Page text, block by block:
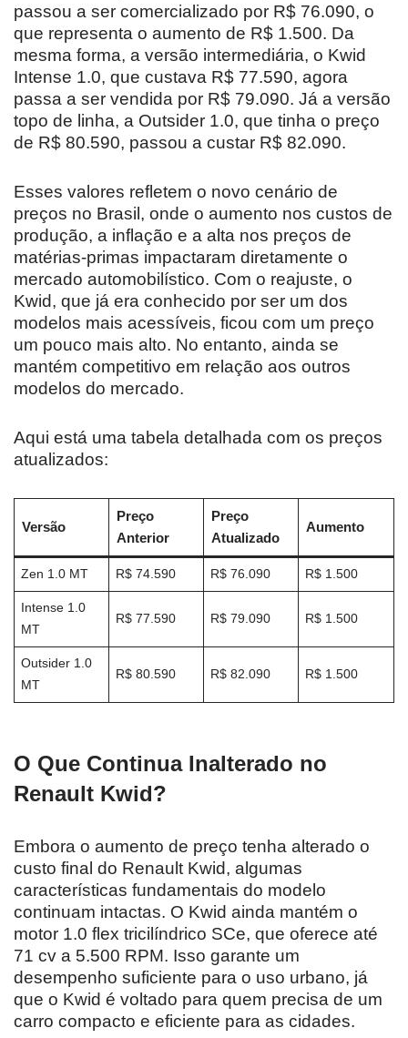
passou a ser comercializado por R$ 76.090, o
que representa o aumento de R$ 1.500. Da
mesma forma, a versão intermediária, o Kwid
Intense 1.0, que custava R$ 77.590, agora
passa a ser vendida por R$ 79.090. Já a versão
topo de linha, a Outsider 1.0, que tinha o preço
de R$ 80.590, passou a custar R$ 82.090.
Esses valores refletem o novo cenário de
preços no Brasil, onde o aumento nos custos de
produção, a inflação e a alta nos preços de
matérias-primas impactaram diretamente o
mercado automobilístico. Com o reajuste, o
Kwid, que já era conhecido por ser um dos
modelos mais acessíveis, ficou com um preço
um pouco mais alto. No entanto, ainda se
mantém competitivo em relação aos outros
modelos do mercado.
Aqui está uma tabela detalhada com os preços
atualizados:
Versão
Preço
Anterior
Preço
Atualizado
Aumento
Zen 1.0 MT R$ 74.590 R$ 76.090 R$ 1.500
Intense 1.0
MT
R$ 77.590 R$ 79.090 R$ 1.500
Outsider 1.0
MT
R$ 80.590 R$ 82.090 R$ 1.500
O Que Continua Inalterado no
Renault Kwid?
Embora o aumento de preço tenha alterado o
custo final do Renault Kwid, algumas
características fundamentais do modelo
continuam intactas. O Kwid ainda mantém o
motor 1.0 flex tricilíndrico SCe, que oferece até
71 cv a 5.500 RPM. Isso garante um
desempenho suficiente para o uso urbano, já
que o Kwid é voltado para quem precisa de um
carro compacto e eficiente para as cidades.